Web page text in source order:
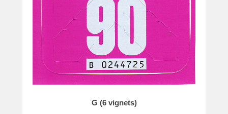
G (6 vignets)